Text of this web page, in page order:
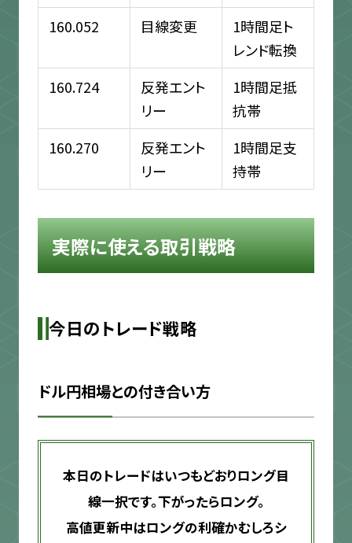
160.052
目線変更
1時間足ト
レンド転換
160.724
反発エント
リー
1時間足抵
抗帯
160.270
反発エント
リー
1時間足支
持帯
実際に使える取引戦略
今日のトレード戦略
ドル円相場との付き合い方
本日のトレードはいつもどおりロング目
線一択です。下がったらロング。
高値更新中はロングの利確かむしろシ